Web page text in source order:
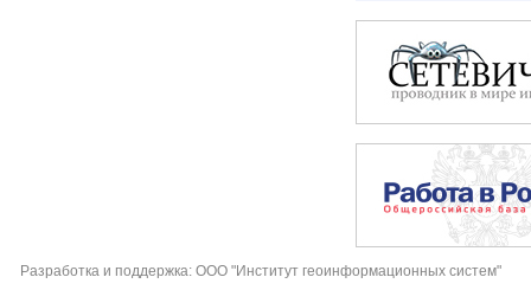
Разработка и поддержка: ООО "Институт геоинформационных систем"